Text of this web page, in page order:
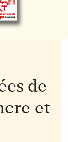
de
et